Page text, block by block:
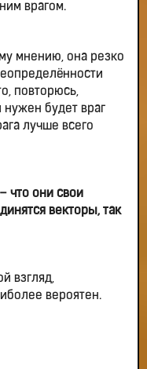
врагом.
мнению, она резко
повторюсь,
будет враг
лучше всего
что они свои
векторы, так
взгляд,
вероятен.